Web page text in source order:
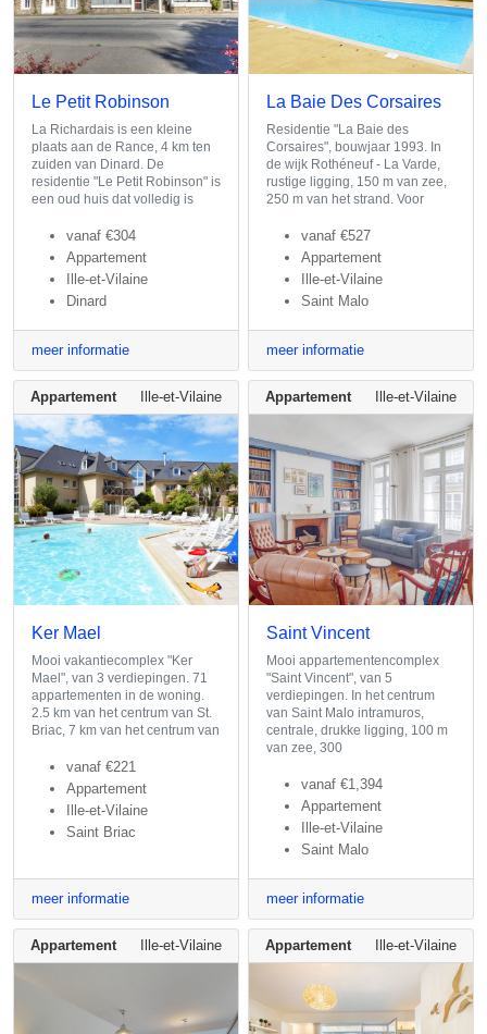
Le Petit Robinson
La Richardais is een kleine
plaats aan de Rance, 4 km ten
zuiden van Dinard. De
residentie "Le Petit Robinson" is
een oud huis dat volledig is
vanaf €304
Appartement
Ille-et-Vilaine
Dinard
meer informatie
La Baie Des Corsaires
Residentie "La Baie des
Corsaires", bouwjaar 1993. In
de wijk Rothéneuf - La Varde,
rustige ligging, 150 m van zee,
250 m van het strand. Voor
vanaf €527
Appartement
Ille-et-Vilaine
Saint Malo
meer informatie
Appartement Ille-et-Vilaine
Ker Mael
Mooi vakantiecomplex "Ker
Mael", van 3 verdiepingen. 71
appartementen in de woning.
2.5 km van het centrum van St.
Briac, 7 km van het centrum van
vanaf €221
Appartement
Ille-et-Vilaine
Saint Briac
meer informatie
Appartement Ille-et-Vilaine
Saint Vincent
Mooi appartementencomplex
"Saint Vincent", van 5
verdiepingen. In het centrum
van Saint Malo intramuros,
centrale, drukke ligging, 100 m
van zee, 300
vanaf €1,394
Appartement
Ille-et-Vilaine
Saint Malo
meer informatie
Appartement Ille-et-Vilaine Appartement Ille-et-Vilaine